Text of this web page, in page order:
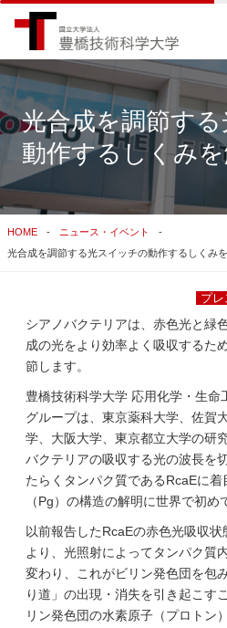
検索結果をも
関連サイ
光合成を調節す
動作するしくみ
HOME
ニュース・イベント
光合成を調節する光スイッチの動作するしくみ
プ
シアノバクテリアは、赤色光と緑
成の光をより効率よく吸収するた
節します。
豊橋技術科学大学 応用化学・生命
グループは、東京薬科大学、佐賀
学、大阪大学、東京都立大学の研
バクテリアの吸収する光の波長を
たらくタンパク質であるRcaEに
（Pg）の構造の解明に世界で初め
以前報告したRcaEの赤色光吸収
より、光照射によってタンパク質
変わり、これがビリン発色団を包
り道」の出現・消失を引き起こす
リン発色団の水素原子（プロトン